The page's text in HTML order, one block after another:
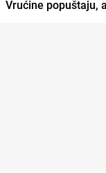
Vrućine popuštaju,